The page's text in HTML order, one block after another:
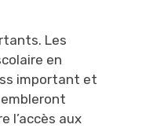
Les
en
important et
l’accès aux